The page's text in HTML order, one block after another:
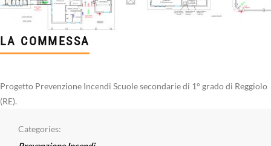
LA COMMESSA
Progetto Prevenzione Incendi Scuole secondarie di 1° grado di Reggiolo
(RE).
Categories: